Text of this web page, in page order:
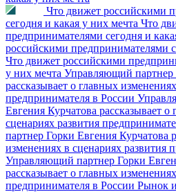
Что движет российскими
сегодня и какая у них мечта Что
предпринимателями сегодня и
российскими предпринимателями
Что движет российскими
у них мечта Управляющий партнер
рассказывает о главных
предпринимателя в России
Евгения Курчатова рассказывает
сценариях развития
партнер Горки Евгения Курчатова
изменениях в сценариях развития
Управляющий партнер Горки
рассказывает о главных
предпринимателя в России Рынок